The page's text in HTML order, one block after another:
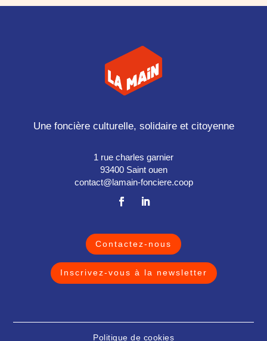
Une foncière culturelle, solidaire et citoyenne
1 rue charles garnier
93400 Saint ouen
contact@lamain-fonciere.coop
Contactez-nous
Inscrivez-vous à la newsletter
Politique de cookies